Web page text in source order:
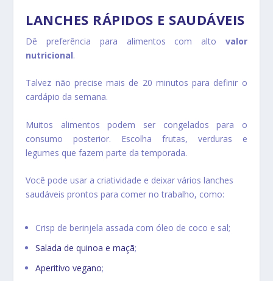
LANCHES RÁPIDOS E SAUDÁVEIS
Dê preferência para alimentos com alto valor
nutricional.
Talvez não precise mais de 20 minutos para definir o
cardápio da semana.
Muitos alimentos podem ser congelados para o
consumo posterior. Escolha frutas, verduras e
legumes que fazem parte da temporada.
Você pode usar a criatividade e deixar vários lanches
saudáveis prontos para comer no trabalho, como:
Crisp de berinjela assada com óleo de coco e sal;
Salada de quinoa e maçã;
Aperitivo vegano;